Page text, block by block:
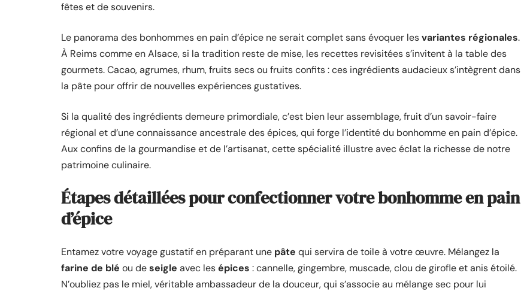
fêtes et de souvenirs.
Le panorama des bonhommes en pain d’épice ne serait complet sans évoquer lesvariantes régionales.
À Reims comme en Alsace, si la tradition reste de mise, les recettes revisitées s’invitent à la table des
gourmets. Cacao, agrumes, rhum, fruits secs ou fruits confits : ces ingrédients audacieux s’intègrent dans
la pâte pour offrir de nouvelles expériences gustatives.
Si la qualité des ingrédients demeure primordiale, c’est bien leur assemblage, fruit d’un savoir-faire
régional et d’une connaissance ancestrale des épices, qui forge l’identité du bonhomme en pain d’épice.
Aux confins de la gourmandise et de l’artisanat, cette spécialité illustre avec éclat la richesse de notre
patrimoine culinaire.
Étapes détaillées pour confectionner votre bonhomme en pain
d’épice
Entamez votre voyage gustatif en préparant une pâte qui servira de toile à votre œuvre. Mélangez la
farine de blé ou deseigle avec lesépices : cannelle, gingembre, muscade, clou de girofle et anis étoilé.
N’oubliez pas le miel, véritable ambassadeur de la douceur, qui s’associe au mélange sec pour lui